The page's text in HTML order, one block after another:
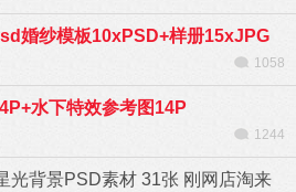
婚纱模板10xPSD+样册15xJPG
1058
水下特效参考图14P
1244
光背景PSD素材 31张 刚网店淘来